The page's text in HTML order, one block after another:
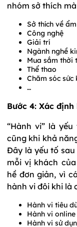
nhóm sở thích
Sở thích về
Công nghệ
Giải trí
Ngành nghề
Mua sắm thời
Thể thao
Chăm sóc sức
…
Bước 4: Xác
“Hành vi” là
cũng khi khả
Đây là yếu tố
mỗi vị khách
hề đơn giản, vì
hành vi đôi khi là
Hành vi tiêu
Hành vi online
Hành vi sử